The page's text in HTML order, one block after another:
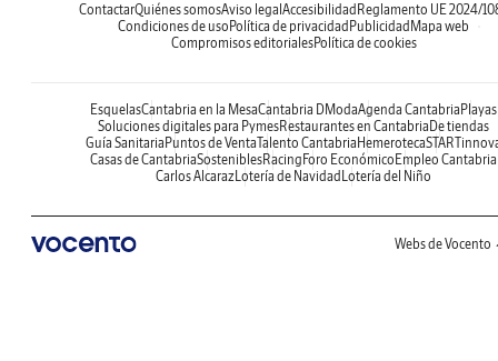
ContactarQuiénes somosAviso legal Accesibilidad Reglamento UE 2024/
Condiciones de uso Política de privacidad Publicidad Mapa web
Compromisos editorialesPolítica de cookies
EsquelasCantabria en la MesaCantabria DModaAgenda Cantabria Playas
Soluciones digitales para PymesRestaurantes en Cantabria De tiendas
Guía Sanitaria Puntos de VentaTalento Cantabria Hemeroteca
Casas de CantabriaSosteniblesRacing Foro Económico Empleo Cantabria
Carlos AlcarazLotería de Navidad Lotería del Niño
Webs de Vocento